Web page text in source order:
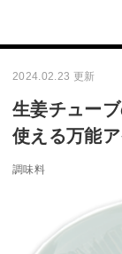
2024.02.23 更新
生姜チュー
使える万能
調味料